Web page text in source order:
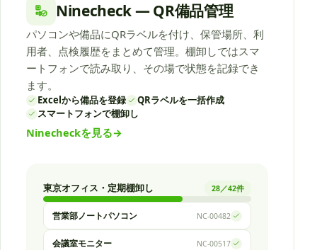
Ninecheck — QR備品管理
パソコンや備品にQRラベルを付け、保管場所、利
用者、点検履歴をまとめて管理。棚卸しではスマ
ートフォンで読み取り、その場で状態を記録でき
ます。
Excelから備品を登録
QRラベルを一括作成
スマートフォンで棚卸し
Ninecheckを見る→
東京オフィス・定期棚卸し 28／42件
営業部ノートパソコン NC-00482
会議室モニター NC-00517